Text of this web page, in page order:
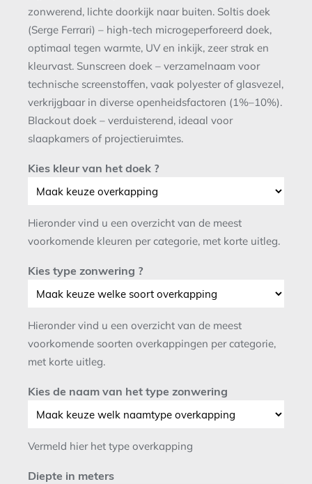
zonwerend, lichte doorkijk naar buiten. Soltis doek
(Serge Ferrari) – high-tech microgeperforeerd doek,
optimaal tegen warmte, UV en inkijk, zeer strak en
kleurvast. Sunscreen doek – verzamelnaam voor
technische screenstoffen, vaak polyester of glasvezel,
verkrijgbaar in diverse openheidsfactoren (1%–10%).
Blackout doek – verduisterend, ideaal voor
slaapkamers of projectieruimtes.
Kies kleur van het doek ?
Hieronder vind u een overzicht van de meest
voorkomende kleuren per categorie, met korte uitleg.
Kies type zonwering ?
Hieronder vind u een overzicht van de meest
voorkomende soorten overkappingen per categorie,
met korte uitleg.
Kies de naam van het type zonwering
Vermeld hier het type overkapping
Diepte in meters